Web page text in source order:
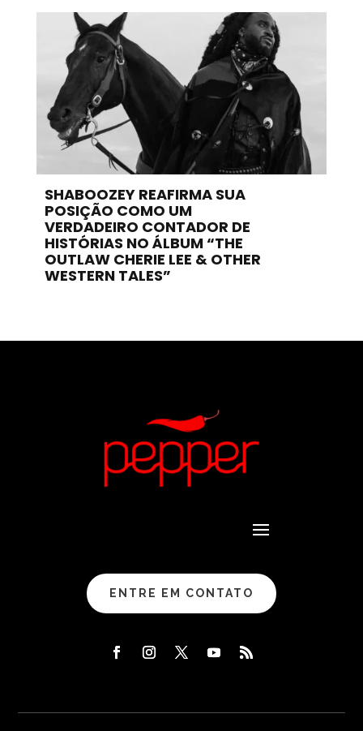
SHABOOZEY REAFIRMA SUA
POSIÇÃO COMO UM
VERDADEIRO CONTADOR DE
HISTÓRIAS NO ÁLBUM “THE
OUTLAW CHERIE LEE & OTHER
WESTERN TALES”
ENTRE EM CONTATO